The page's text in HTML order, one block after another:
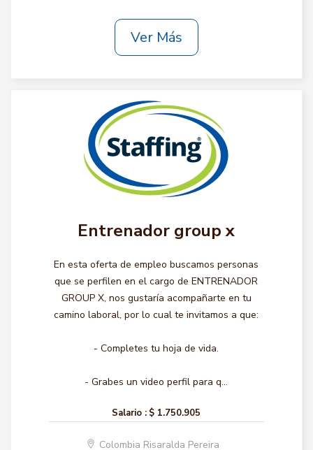
Ver Más
Entrenador group x
En esta oferta de empleo buscamos personas
que se perfilen en el cargo de ENTRENADOR
GROUP X, nos gustaría acompañarte en tu
camino laboral, por lo cual te invitamos a que:
- Completes tu hoja de vida.
- Grabes un video perfil para q...
Salario : $ 1.750.905
Colombia Risaralda Pereira